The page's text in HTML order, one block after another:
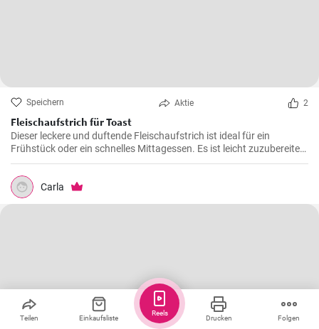
Speichern Aktie 2
Fleischaufstrich für Toast
Dieser leckere und duftende Fleischaufstrich ist ideal für ein
Frühstück oder ein schnelles Mittagessen. Es ist leicht zuzubereiten
und wird sicherlich alle Fleischliebhaber erfreuen.
Carla
Teilen Einkaufsliste Drucken Folgen
Reels